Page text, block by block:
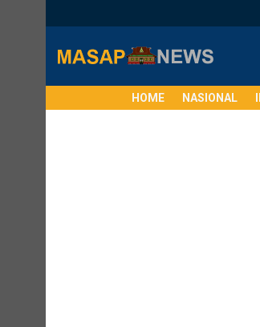
HOME NASIONAL